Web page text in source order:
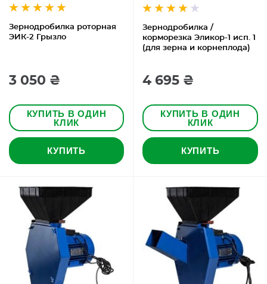
Зернодробилка роторная
ЭИК-2 Грызло
3 050 ₴
КУПИТЬ В ОДИН
КЛИК
КУПИТЬ
Зернодробилка /
корморезка Эликор-1 исп. 1
(для зерна и корнеплода)
4 695 ₴
КУПИТЬ В ОДИН
КЛИК
КУПИТЬ